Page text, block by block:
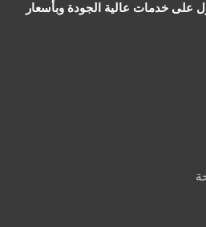
على خدمات عالية الجودة وبأسعار